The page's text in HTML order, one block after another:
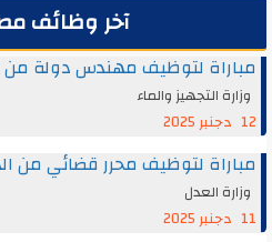
آخر وظائف
مباراة لتوظيف مهندس دولة من
وزارة التجهيز والماء
12 دجنبر 2025
مباراة لتوظيف محرر قضائي من
وزارة العدل
11 دجنبر 2025